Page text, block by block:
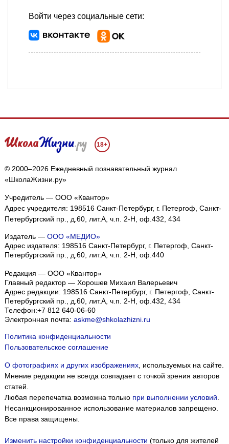
Войти через социальные сети:
18+
© 2000–2026 Ежедневный познавательный журнал
«ШколаЖизни.ру»
Учредитель — ООО «Квантор»
Адрес учредителя: 198516 Санкт-Петербург, г. Петергоф, Санкт-
Петербургский пр., д.60, лит.А, ч.п. 2-Н, оф.432, 434
Издатель — ООО «МЕДИО»
Адрес издателя: 198516 Санкт-Петербург, г. Петергоф, Санкт-
Петербургский пр., д.60, лит.А, ч.п. 2-Н, оф.440
Редакция — ООО «Квантор»
Главный редактор — Хорошев Михаил Валерьевич
Адрес редакции: 198516 Санкт-Петербург, г. Петергоф, Санкт-
Петербургский пр., д.60, лит.А, ч.п. 2-Н, оф.432, 434
Телефон:+7 812 640-06-60
Электронная почта: askme@shkolazhizni.ru
Политика конфиденциальности
Пользовательское соглашение
О фотографиях и других изображениях, используемых на сайте.
Мнение редакции не всегда совпадает с точкой зрения авторов
статей.
Любая перепечатка возможна только при выполнении условий.
Несанкционированное использование материалов запрещено.
Все права защищены.
Изменить настройки конфиденциальности (только для жителей